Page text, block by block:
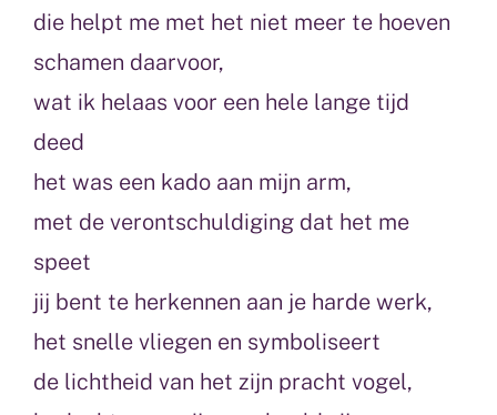
die helpt me met het niet meer te hoeven
schamen daarvoor,
wat ik helaas voor een hele lange tijd
deed
het was een kado aan mijn arm,
met de verontschuldiging dat het me
speet
jij bent te herkennen aan je harde werk,
het snelle vliegen en symboliseert
de lichtheid van het zijn pracht vogel,